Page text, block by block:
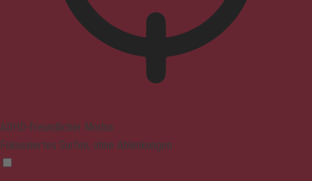
ADHD-freundlicher Modus
Fokussiertes Surfen, ohne Ablenkungen